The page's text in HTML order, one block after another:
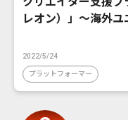
レオン）」〜海外
2022/5/24
プラットフォーマー